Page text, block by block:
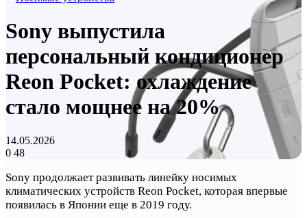
Sony выпустила
персональный кондиционер
Reon Pocket: охлаждение
стало мощнее на 20%
14.05.2026
0 48
Sony продолжает развивать линейку носимых
климатических устройств Reon Pocket, которая впервые
появилась в Японии еще в 2019 году.